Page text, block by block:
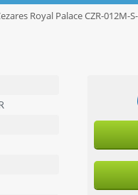
Royal Palace CZR-012M-